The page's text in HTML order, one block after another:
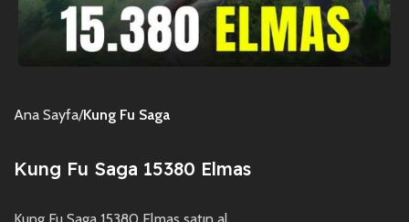
Ana Sayfa Kung Fu Saga
Kung Fu Saga 15380 Elmas
Kung Fu Saga 15380 Elmas satın al.